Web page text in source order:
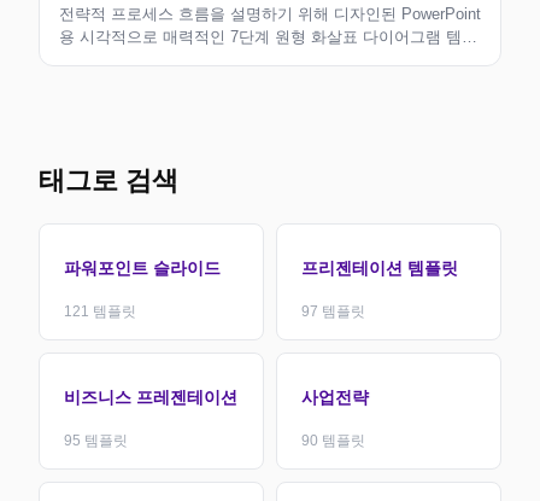
전략적 프로세스 흐름을 설명하기 위해 디자인된 PowerPoint
용 시각적으로 매력적인 7단계 원형 화살표 다이어그램 템플
태그로 검색
파워포인트 슬라이드
121 템플릿
프리젠테이션 템플릿
97 템플릿
비즈니스 프레젠테이션
95 템플릿
사업전략
90 템플릿